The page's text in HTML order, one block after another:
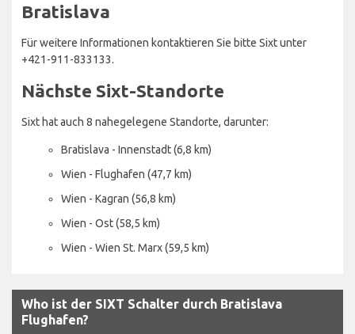
Bratislava
Für weitere Informationen kontaktieren Sie bitte Sixt unter
+421-911-833133.
Nächste Sixt-Standorte
Sixt hat auch 8 nahegelegene Standorte, darunter:
Bratislava - Innenstadt (6,8 km)
Wien - Flughafen (47,7 km)
Wien - Kagran (56,8 km)
Wien - Ost (58,5 km)
Wien - Wien St. Marx (59,5 km)
Who ist der SIXT Schalter durch Bratislava
Flughafen?